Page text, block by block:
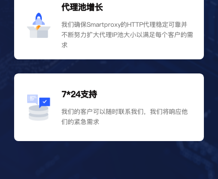
代理池增长
我们确保Smartproxy的HTTP代理稳定可靠并
不断努力扩大代理IP池大小以满足每个客户的需
求
7*24支持
我们的客户可以随时联系我们，我们将响应他
们的紧急需求